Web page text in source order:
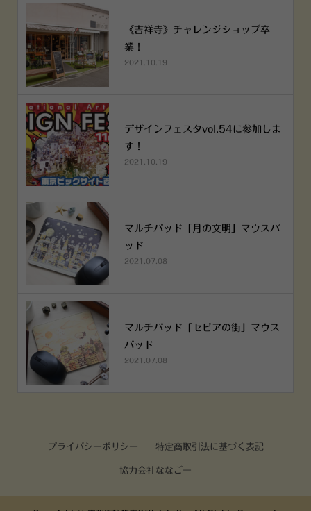
《吉祥寺》チャレンジショップ卒
業！
2021.10.19
デザインフェスタvol.54に参加しま
す！
2021.10.19
マルチパッド「月の文明」マウスパ
ッド
2021.07.08
マルチパッド「セピアの街」マウス
パッド
2021.07.08
プライバシーポリシー 特定商取引法に基づく表記
協力会社ななごー